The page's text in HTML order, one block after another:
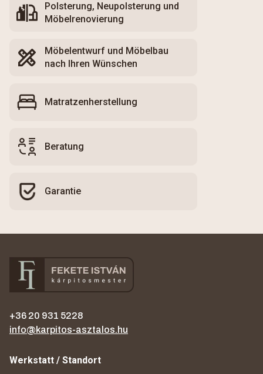
Polsterung, Neupolsterung und
Möbelrenovierung
Möbelentwurf und Möbelbau
nach Ihren Wünschen
Matratzenherstellung
Beratung
Garantie
+36 20 931 5228
info@karpitos-asztalos.hu
Werkstatt / Standort